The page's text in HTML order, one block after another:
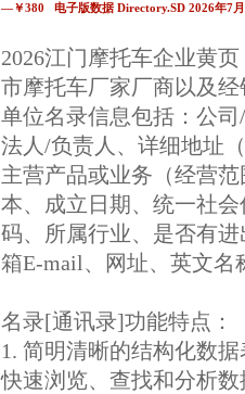
—￥380 电子版数据 Directory.SD 2026年7
2026江门摩托车企业黄
市摩托车厂家厂商以及
单位名录信息包括：公
法人/负责人、详细地址
主营产品或业务（经营
本、成立日期、统一社
码、所属行业、是否有
箱E-mail、网址、英文名
名录[通讯录]功能特点：
1. 简明清晰的结构化数
快速浏览、查找和分析数